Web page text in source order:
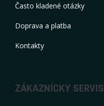
Často kladené otázky
Doprava a platba
Kontakty
ZÁKAZNÍCKY SERVIS